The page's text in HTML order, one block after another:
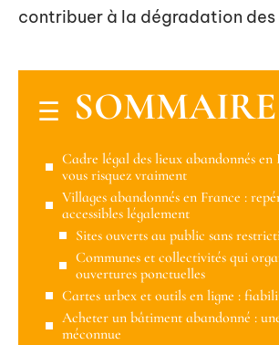
contribuer à la dégradation des
SOMMAIRE
Cadre légal des lieux abandonnés en
vous risquez vraiment
Villages abandonnés en France :
accessibles légalement
Sites ouverts au public sans
Communes et collectivités qui
ouvertures ponctuelles
Cartes urbex et outils en ligne :
Acheter un bâtiment abandonné :
méconnue